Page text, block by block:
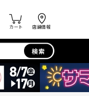
カート 店舗情報
検索